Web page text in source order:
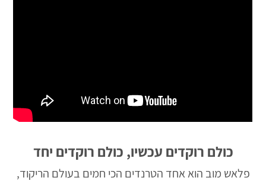
כולם רוקדים עכשיו, כולם רוקדים יחד
פלאש מוב הוא אחד הטרנדים הכי חמים בעולם הריקוד,